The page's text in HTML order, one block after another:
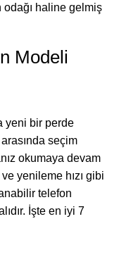
odağı haline gelmiş
Modeli
yeni bir perde
arasında seçim
okumaya devam
yenileme hızı gibi
telefon
İşte en iyi 7